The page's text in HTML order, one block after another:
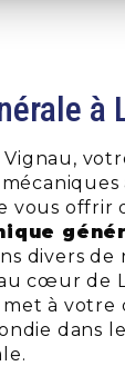
à
Vignau,
vous offrir
divers de
cœur de
à votre
dans